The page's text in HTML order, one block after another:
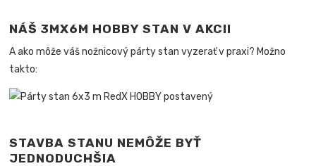
NÁŠ 3MX6M HOBBY STAN V AKCII
A ako môže váš nožnicový párty stan vyzerať v praxi? Možno
takto:
STAVBA STANU NEMÔŽE BYŤ
JEDNODUCHŠIA